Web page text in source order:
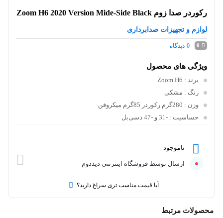
رکوردر صدا زوم Zoom H6 2020 Version Mide-Side Black
لوازم و تجهیزات صدابرداری
0
0 دیدگاه
ویژگی های محصول
برند : Zoom H6
رنگ : مشکی
وزن : 280گرم رکوردر 85گرم میکروفن
حساسیت : -31 و -47 دسی‌بل
ناموجود
ارسال توسط فروشگاه اینترنتی دیددوم
آیا قیمت مناسب تری سراغ دارید؟
محصولات مرتبط